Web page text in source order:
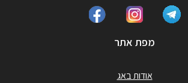
מפת אתר
אודות באג